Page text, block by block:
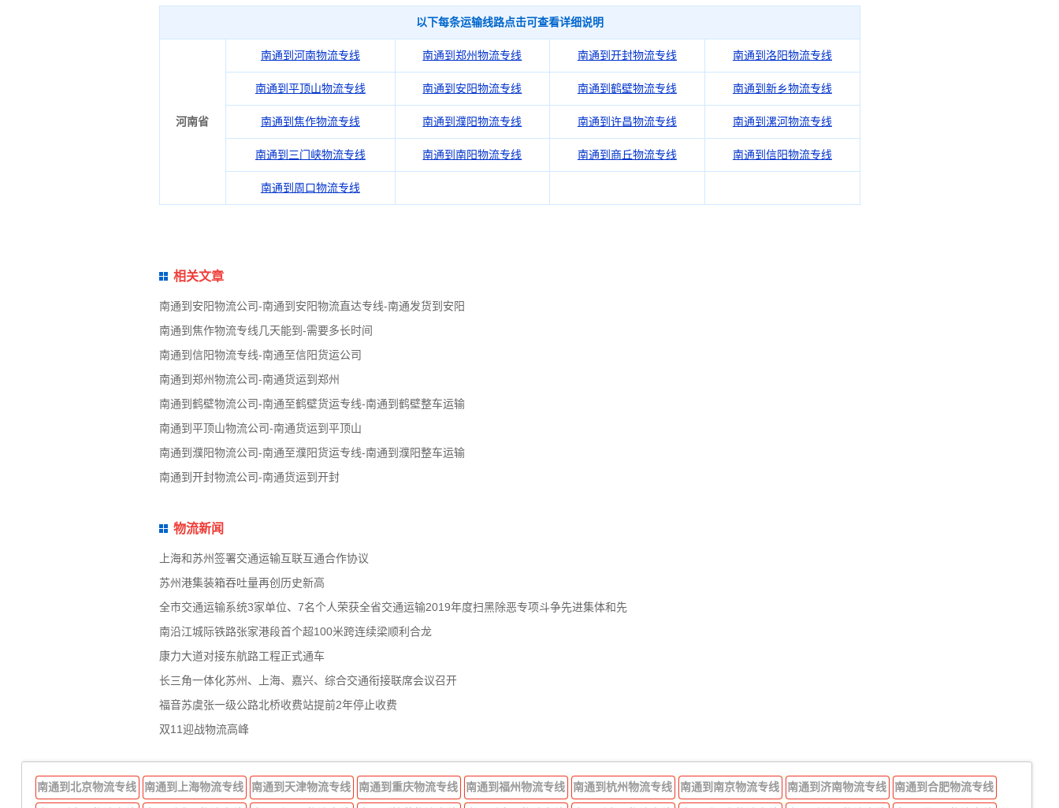
以下每条运输线路点击可查看详细说明
河南省
南通到河南物流专线 南通到郑州物流专线 南通到开封物流专线 南通到洛阳物流专线
南通到平顶山物流专线 南通到安阳物流专线 南通到鹤壁物流专线 南通到新乡物流专线
南通到焦作物流专线 南通到濮阳物流专线 南通到许昌物流专线 南通到漯河物流专线
南通到三门峡物流专线 南通到南阳物流专线 南通到商丘物流专线 南通到信阳物流专线
南通到周口物流专线
相关文章
南通到安阳物流公司-南通到安阳物流直达专线-南通发货到安阳
南通到焦作物流专线几天能到-需要多长时间
南通到信阳物流专线-南通至信阳货运公司
南通到郑州物流公司-南通货运到郑州
南通到鹤壁物流公司-南通至鹤壁货运专线-南通到鹤壁整车运输
南通到平顶山物流公司-南通货运到平顶山
南通到濮阳物流公司-南通至濮阳货运专线-南通到濮阳整车运输
南通到开封物流公司-南通货运到开封
物流新闻
上海和苏州签署交通运输互联互通合作协议
苏州港集装箱吞吐量再创历史新高
全市交通运输系统3家单位、7名个人荣获全省交通运输2019年度扫黑除恶专项斗争先进集体和先
南沿江城际铁路张家港段首个超100米跨连续梁顺利合龙
康力大道对接东航路工程正式通车
长三角一体化苏州、上海、嘉兴、综合交通衔接联席会议召开
福音苏虞张一级公路北桥收费站提前2年停止收费
双11迎战物流高峰
南通到北京物流专线 南通到上海物流专线 南通到天津物流专线 南通到重庆物流专线 南通到福州物流专线 南通到杭州物流专线 南通到南京物流专线 南通到济南物流专线 南通到合肥物流专线